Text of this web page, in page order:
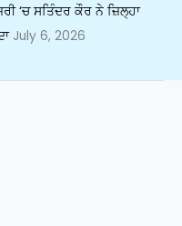
‘ਚ ਸਤਿੰਦਰ ਕੌਰ ਨੇ ਜ਼ਿਲ੍ਹਾ
July 6, 2026